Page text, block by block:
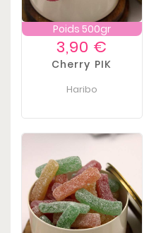
Poids 500gr
Prix
3,90 €
Cherry PIK
Haribo